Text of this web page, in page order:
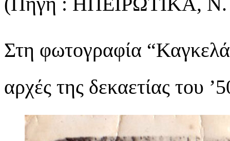
Στη φωτογραφία
αρχές της δεκαετίας του